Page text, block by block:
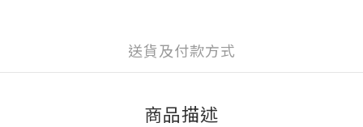
送貨及付款方式
商品描述